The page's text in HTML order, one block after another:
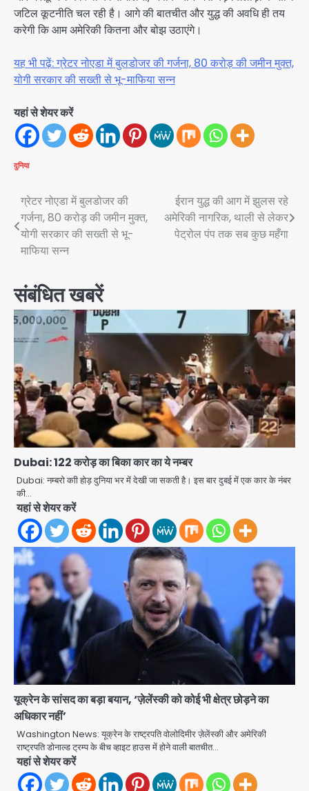
जटिल कूटनीति चल रही है। आगे की बातचीत और युद्ध की अवधि ही तय
करेगी कि आम अमेरिकी कितना और बोझ उठाएंगे।
यह भी पढ़ें: ग्रेटर नोएडा में बुलडोजर की गर्जना, 80 करोड़ की जमीन मुक्त,
योगी सरकार की सख्ती से भू-माफिया सन्न
यहां से शेयर करें
दुनिया
Post
navigation
ग्रेटर नोएडा में बुलडोजर की
गर्जना, 80 करोड़ की जमीन मुक्त,
योगी सरकार की सख्ती से भू-
माफिया सन्न
ईरान युद्ध की आग में झुलस रहे
अमेरिकी नागरिक, थाली से लेकर
पेट्रोल पंप तक सब कुछ महँगा
संबंधित खबरें
Dubai: 122 करोड़ का बिका कार का ये नम्बर
Dubai: नम्बरो काी होड़ दुनिया भर में देखी जा सकती है। इस बार दुबई में एक कार के नंबर
की…
यहां से शेयर करें
यूक्रेन के सांसद का बड़ा बयान, ‘ज़ेलेंस्की को कोई भी क्षेत्र छोड़ने का
अधिकार नहीं’
Washington News: यूक्रेन के राष्ट्रपति वोलोदिमीर ज़ेलेंस्की और अमेरिकी
राष्ट्रपति डोनाल्ड ट्रम्प के बीच व्हाइट हाउस में होने वाली बातचीत…
यहां से शेयर करें
युवा इनोवेटरों की सोच से हाईटेक होगी दिल्ली
Team JHJ